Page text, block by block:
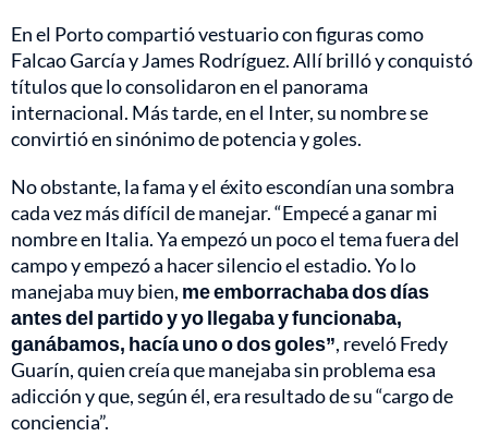
En el Porto compartió vestuario con figuras como
Falcao García y James Rodríguez. Allí brilló y conquistó
títulos que lo consolidaron en el panorama
internacional. Más tarde, en el Inter, su nombre se
convirtió en sinónimo de potencia y goles.
No obstante, la fama y el éxito escondían una sombra
cada vez más difícil de manejar. “Empecé a ganar mi
nombre en Italia. Ya empezó un poco el tema fuera del
campo y empezó a hacer silencio el estadio. Yo lo
manejaba muy bien, me emborrachaba dos días
antes del partido y yo llegaba y funcionaba,
ganábamos, hacía uno o dos goles”, reveló Fredy
Guarín, quien creía que manejaba sin problema esa
adicción y que, según él, era resultado de su “cargo de
conciencia”.